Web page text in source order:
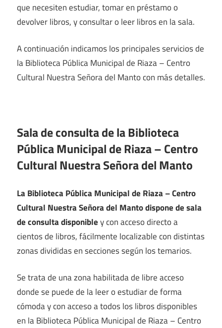
que necesiten estudiar, tomar en préstamo o
devolver libros, y consultar o leer libros en la sala.
A continuación indicamos los principales servicios de
la Biblioteca Pública Municipal de Riaza – Centro
Cultural Nuestra Señora del Manto con más detalles.
Sala de consulta de la Biblioteca
Pública Municipal de Riaza – Centro
Cultural Nuestra Señora del Manto
La Biblioteca Pública Municipal de Riaza – Centro
Cultural Nuestra Señora del Manto dispone de sala
de consulta disponibley con acceso directo a
cientos de libros, fácilmente localizable con distintas
zonas divididas en secciones según los temarios.
Se trata de una zona habilitada de libre acceso
donde se puede de la leer o estudiar de forma
cómoda y con acceso a todos los libros disponibles
en la Biblioteca Pública Municipal de Riaza – Centro